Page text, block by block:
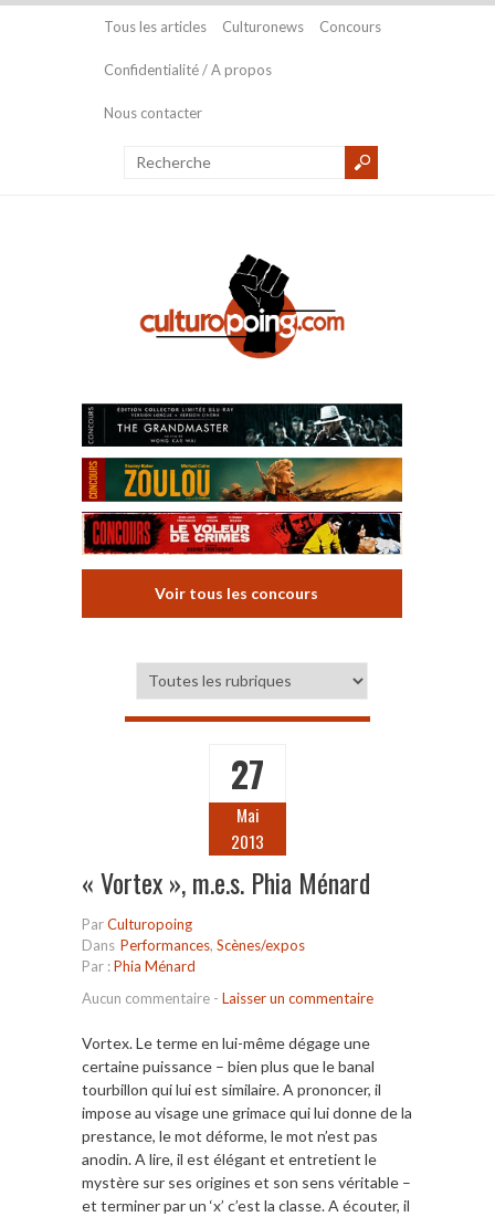
Tous les articles Culturonews Concours
Confidentialité / A propos
Nous contacter
Voir tous les concours
27
Mai
2013
« Vortex », m.e.s. Phia Ménard
ParCulturopoing
Dans Performances, Scènes/expos
Par :Phia Ménard
Aucun commentaire - Laisser un commentaire
Vortex. Le terme en lui-même dégage une
certaine puissance – bien plus que le banal
tourbillon qui lui est similaire. A prononcer, il
impose au visage une grimace qui lui donne de la
prestance, le mot déforme, le mot n’est pas
anodin. A lire, il est élégant et entretient le
mystère sur ses origines et son sens véritable –
et terminer par un ‘x’ c’est la classe. A écouter, il